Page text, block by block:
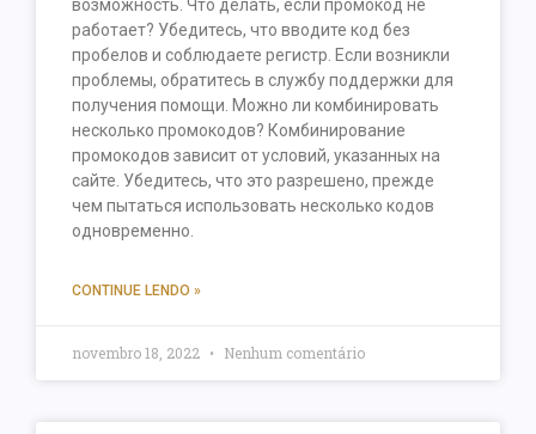
возможность. Что делать, если промокод не
работает? Убедитесь, что вводите код без
пробелов и соблюдаете регистр. Если возникли
проблемы, обратитесь в службу поддержки для
получения помощи. Можно ли комбинировать
несколько промокодов? Комбинирование
промокодов зависит от условий, указанных на
сайте. Убедитесь, что это разрешено, прежде
чем пытаться использовать несколько кодов
одновременно.
CONTINUE LENDO »
novembro 18, 2022 Nenhum comentário